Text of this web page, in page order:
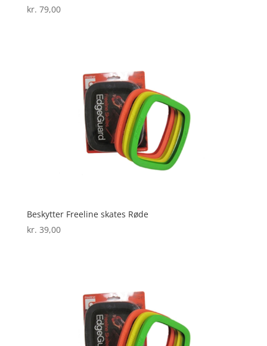
kr. 79,00
Beskytter Freeline skates Røde
kr. 39,00